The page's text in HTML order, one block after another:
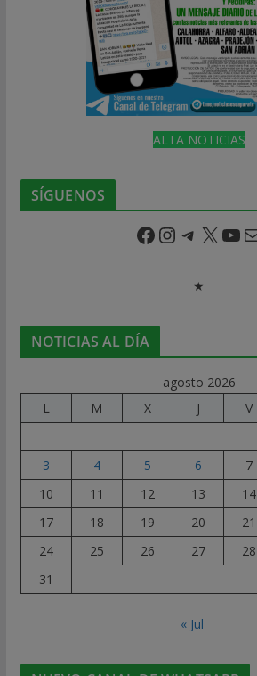
ALTA NOTICIAS
SÍGUENOS
Facebook Instagram Telegram X YouTube Correo electrónico
★
NOTICIAS AL DÍA
agosto 2026
L
M X J V
3
4 5 6 7
10
11 12 13 14
17
18 19 20 21
24
25 26 27 28
31
« Jul